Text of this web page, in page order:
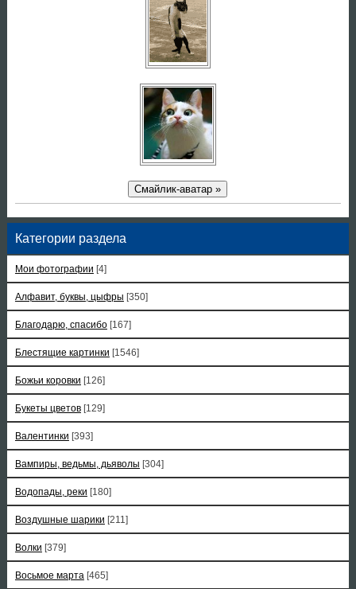
Смайлик-аватар »
Категории раздела
Мои фотографии [4]
Алфавит, буквы, цыфры [350]
Благодарю, спасибо [167]
Блестящие картинки [1546]
Божьи коровки [126]
Букеты цветов [129]
Валентинки [393]
Вампиры, ведьмы, дьяволы [304]
Водопады, реки [180]
Воздушные шарики [211]
Волки [379]
Восьмое марта [465]